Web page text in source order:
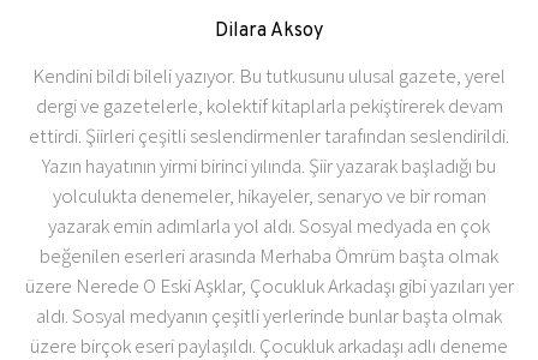
Dilara Aksoy
Kendini bildi bileli yazıyor. Bu tutkusunu ulusal gazete, yerel
dergi ve gazetelerle, kolektif kitaplarla pekiştirerek devam
ettirdi. Şiirleri çeşitli seslendirmenler tarafından seslendirildi.
Yazın hayatının yirmi birinci yılında. Şiir yazarak başladığı bu
yolculukta denemeler, hikayeler, senaryo ve bir roman
yazarak emin adımlarla yol aldı. Sosyal medyada en çok
beğenilen eserleri arasında Merhaba Ömrüm başta olmak
üzere Nerede O Eski Aşklar, Çocukluk Arkadaşı gibi yazıları yer
aldı. Sosyal medyanın çeşitli yerlerinde bunlar başta olmak
üzere birçok eseri paylaşıldı. Çocukluk arkadaşı adlı deneme